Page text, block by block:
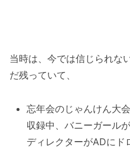
当時は、今では信じられな
だ残っていて、
忘年会のじゃんけん大
収録中、バニーガール
ディレクターがADにド